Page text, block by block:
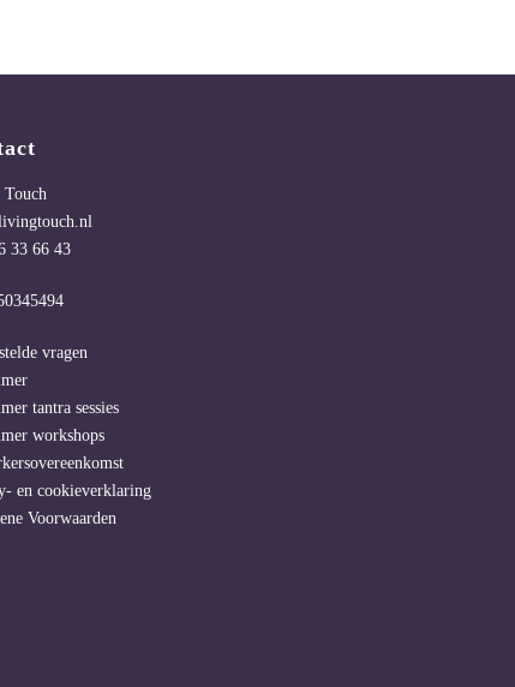
33 66 43
vragen
tantra sessies
workshops
en cookieverklaring
Voorwaarden